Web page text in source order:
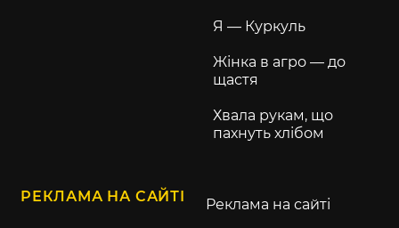
Я — Куркуль
Жінка в агро — до
щастя
Хвала рукам, що
пахнуть хлібом
РЕКЛАМА НА САЙТІ Реклама на сайті